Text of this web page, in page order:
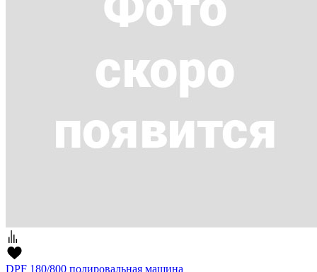
DPF 180/800 полировальная машина